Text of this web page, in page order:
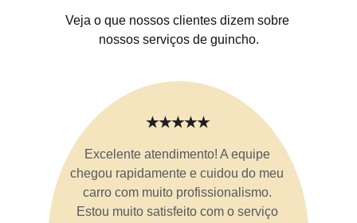
Veja o que nossos clientes dizem sobre
nossos serviços de guincho.
Excelente atendimento! A equipe
chegou rapidamente e cuidou do meu
carro com muito profissionalismo.
Estou muito satisfeito com o serviço
★★★★★